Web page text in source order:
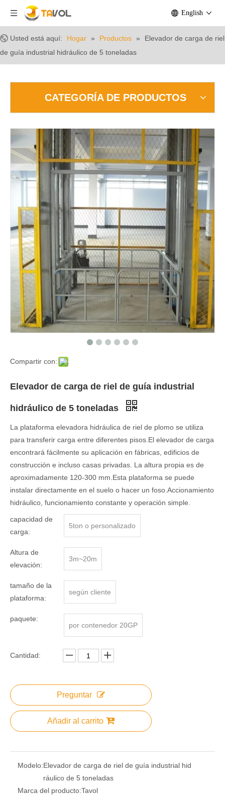
English
Usted está aquí: Hogar » Productos »
Elevador de carga de riel
de guía industrial hidráulico de 5 toneladas
CATEGORÍA DE PRODUCTOS
Compartir con:
Elevador de carga de riel de guía industrial
hidráulico de 5 toneladas
La plataforma elevadora hidráulica de riel de plomo se utiliza
para transferir carga entre diferentes pisos.El elevador de carga
encontrará fácilmente su aplicación en fábricas, edificios de
construcción e incluso casas privadas. La altura propia es de
aproximadamente 120-300 mm.Esta plataforma se puede
instalar directamente en el suelo o hacer un foso.Accionamiento
hidráulico, funcionamiento constante y operación simple.
capacidad de
carga:
5ton o personalizado
Altura de
elevación:
3m~20m
tamaño de la
plataforma:
según cliente
paquete:
por contenedor 20GP
Cantidad:
Preguntar
Añadir al carrito
Modelo:Elevador de carga de riel de guía industrial hid
ráulico de 5 toneladas
Marca del producto:Tavol